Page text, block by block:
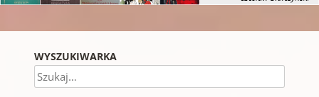
WYSZUKIWARKA
Szukaj